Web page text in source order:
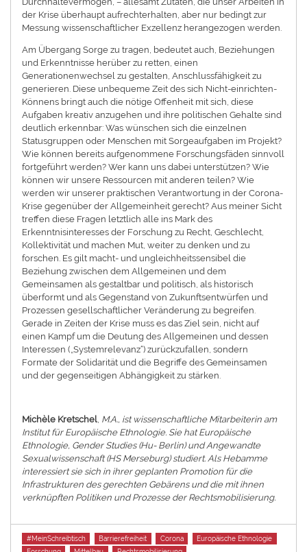
der Krise überhaupt aufrechterhalten, aber nur bedingt zur
Messung wissenschaftlicher Exzellenz herangezogen werden.
Am Übergang Sorge zu tragen, bedeutet auch, Beziehungen
und Erkenntnisse herüber zu retten, einen
Generationenwechsel zu gestalten, Anschlussfähigkeit zu
generieren. Diese unbequeme Zeit des sich Nicht-einrichten-
Könnens bringt auch die nötige Offenheit mit sich, diese
Aufgaben kreativ anzugehen und ihre politischen Gehalte sind
deutlich erkennbar: Was wünschen sich die einzelnen
Statusgruppen oder Menschen mit Sorgeaufgaben im Projekt?
Wie können bereits aufgenommene Forschungsfäden sinnvoll
fortgeführt werden? Wer kann uns dabei unterstützen? Wie
können wir unsere Ressourcen mit anderen teilen? Wie
werden wir unserer praktischen Verantwortung in der Corona-
Krise gegenüber der Allgemeinheit gerecht? Aus meiner Sicht
treffen diese Fragen letztlich alle ins Mark des
Erkenntnisinteresses der Forschung zu Recht, Geschlecht,
Kollektivität und machen Mut, weiter zu denken und zu
forschen. Es gilt macht- und ungleichheitssensibel die
Beziehung zwischen dem Allgemeinen und dem
Gemeinsamen als gestaltbar und politisch, als historisch
überformt und als Gegenstand von Zukunftsentwürfen und
Prozessen gesellschaftlicher Veränderung zu begreifen.
Gerade in Zeiten der Krise muss es das Ziel sein, nicht auf
einen Kampf um die Deutung des Allgemeinen und dessen
Interessen („Systemrelevanz“) zurückzufallen, sondern
Formate der Solidarität und die Begriffe des Gemeinsamen
und der gegenseitigen Abhängigkeit zu stärken.
Michèle Kretschel M.A., ist wissenschaftliche Mitarbeiterin am
Institut für Europäische Ethnologie. Sie hat Europäische
Ethnologie, Gender Studies (Hu- Berlin) und Angewandte
Sexualwissenschaft (HS Merseburg) studiert. Als Hebamme
interessiert sie sich in ihrer geplanten Promotion für die
Infrastrukturen des gerechten Gebärens und die mit ihnen
verknüpften Politiken und Prozesse der Rechtsmobilisierung.
Tags
#MeinSchreibtisch Barrierefreiheit Corona
Europäische Ethnologie